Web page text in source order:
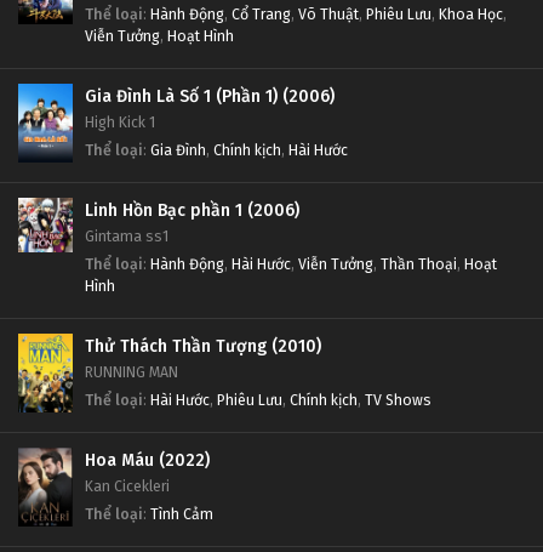
Thể loại: Hành Động, Cổ Trang, Võ Thuật, Phiêu Lưu, Khoa Học,
Viễn Tưởng, Hoạt Hình
Gia Đình Là Số 1 (Phần 1) (2006)
High Kick 1
Thể loại: Gia Đình, Chính kịch, Hài Hước
Linh Hồn Bạc phần 1 (2006)
Gintama ss1
Thể loại: Hành Động, Hài Hước, Viễn Tưởng, Thần Thoại, Hoạt
Hình
Thử Thách Thần Tượng (2010)
RUNNING MAN
Thể loại: Hài Hước, Phiêu Lưu, Chính kịch, TV Shows
Hoa Máu (2022)
Kan Cicekleri
Thể loại: Tình Cảm